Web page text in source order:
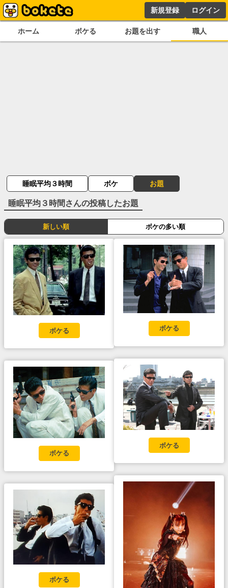
新規登録 ログイン
ホーム ボケる お題を出す 職人
睡眠平均３時間 ボケ お題
睡眠平均３時間さんの投稿したお題
新しい順 ボケの多い順
ボケる
ボケる
ボケる
ボケる
ボケる